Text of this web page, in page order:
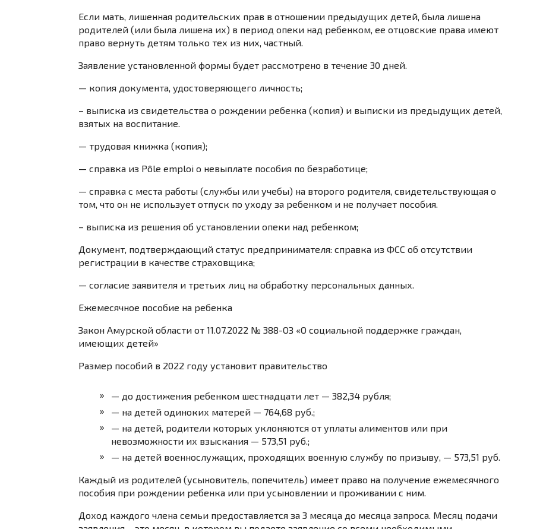
Если мать, лишенная родительских прав в отношении предыдущих детей, была лишена
родителей (или была лишена их) в период опеки над ребенком, ее отцовские права имеют
право вернуть детям только тех из них, частный.
Заявление установленной формы будет рассмотрено в течение 30 дней.
— копия документа, удостоверяющего личность;
– выписка из свидетельства о рождении ребенка (копия) и выписки из предыдущих детей,
взятых на воспитание.
— трудовая книжка (копия);
— справка из Pôle emploi о невыплате пособия по безработице;
— справка с места работы (службы или учебы) на второго родителя, свидетельствующая о
том, что он не использует отпуск по уходу за ребенком и не получает пособия.
– выписка из решения об установлении опеки над ребенком;
Документ, подтверждающий статус предпринимателя: справка из ФСС об отсутствии
регистрации в качестве страховщика;
— согласие заявителя и третьих лиц на обработку персональных данных.
Ежемесячное пособие на ребенка
Закон Амурской области от 11.07.2022 № 388-ОЗ «О социальной поддержке граждан,
имеющих детей»
Размер пособий в 2022 году установит правительство
— до достижения ребенком шестнадцати лет — 382,34 рубля;
— на детей одиноких матерей — 764,68 руб.;
— на детей, родители которых уклоняются от уплаты алиментов или при
невозможности их взыскания — 573,51 руб.;
— на детей военнослужащих, проходящих военную службу по призыву, — 573,51 руб.
Каждый из родителей (усыновитель, попечитель) имеет право на получение ежемесячного
пособия при рождении ребенка или при усыновлении и проживании с ним.
Доход каждого члена семьи предоставляется за 3 месяца до месяца запроса. Месяц подачи